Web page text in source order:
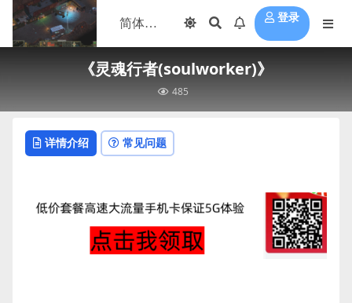
登录
《灵魂行者(soulworker)》
485
详情介绍 常见问题